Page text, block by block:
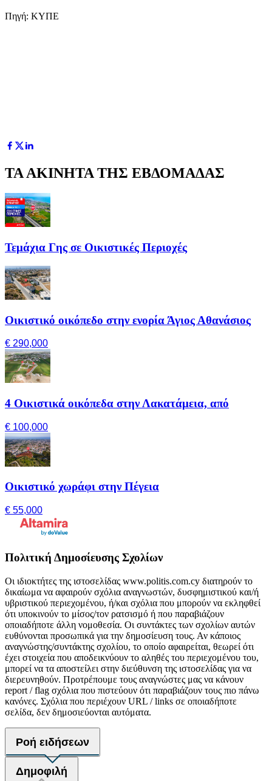
Πηγή: ΚΥΠΕ
ΤΑ ΑΚΙΝΗΤΑ ΤΗΣ ΕΒΔΟΜΑΔΑΣ
Τεμάχια Γης σε Οικιστικές Περιοχές
Οικιστικό οικόπεδο στην ενορία Άγιος Αθανάσιος
€ 290,000
4 Οικιστικά οικόπεδα στην Λακατάμεια, από
€ 100,000
Οικιστικό χωράφι στην Πέγεια
€ 55,000
Πολιτική Δημοσίευσης Σχολίων
Οι ιδιοκτήτες της ιστοσελίδας www.politis.com.cy διατηρούν το
δικαίωμα να αφαιρούν σχόλια αναγνωστών, δυσφημιστικού και/ή
υβριστικού περιεχομένου, ή/και σχόλια που μπορούν να εκληφθεί
ότι υποκινούν το μίσος/τον ρατσισμό ή που παραβιάζουν
οποιαδήποτε άλλη νομοθεσία. Οι συντάκτες των σχολίων αυτών
ευθύνονται προσωπικά για την δημοσίευση τους. Αν κάποιος
αναγνώστης/συντάκτης σχολίου, το οποίο αφαιρείται, θεωρεί ότι
έχει στοιχεία που αποδεικνύουν το αληθές του περιεχομένου του,
μπορεί να τα αποστείλει στην διεύθυνση της ιστοσελίδας για να
διερευνηθούν. Προτρέπουμε τους αναγνώστες μας να κάνουν
report / flag σχόλια που πιστεύουν ότι παραβιάζουν τους πιο πάνω
κανόνες. Σχόλια που περιέχουν URL / links σε οποιαδήποτε
σελίδα, δεν δημοσιεύονται αυτόματα.
Ροή ειδήσεων
Δημοφιλή